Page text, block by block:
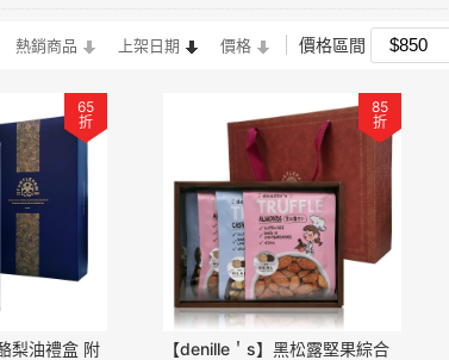
熱銷商品 上架日期 價格 價格區間
65
折
梨油禮盒 附
85
折
【denille＇s】黑松露堅果綜合